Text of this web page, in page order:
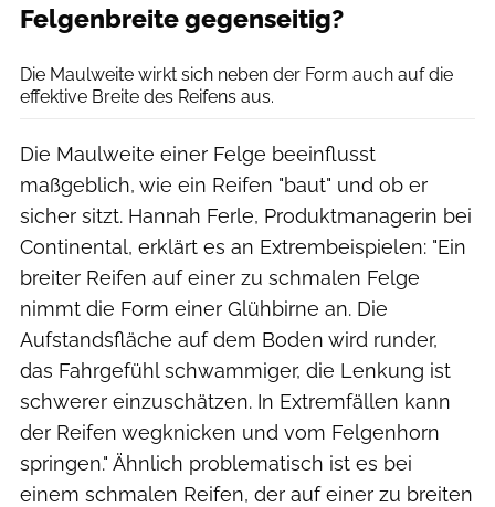
Felgenbreite gegenseitig?
Die Maulweite wirkt sich neben der Form auch auf die
effektive Breite des Reifens aus.
Die Maulweite einer Felge beeinflusst
maßgeblich, wie ein Reifen "baut" und ob er
sicher sitzt. Hannah Ferle, Produktmanagerin bei
Continental, erklärt es an Extrembeispielen: "Ein
breiter Reifen auf einer zu schmalen Felge
nimmt die Form einer Glühbirne an. Die
Aufstandsfläche auf dem Boden wird runder,
das Fahrgefühl schwammiger, die Lenkung ist
schwerer einzuschätzen. In Extremfällen kann
der Reifen wegknicken und vom Felgenhorn
springen." Ähnlich problematisch ist es bei
einem schmalen Reifen, der auf einer zu breiten